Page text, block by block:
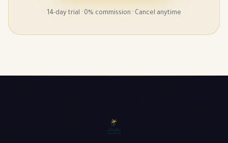
14-day trial · 0% commission · Cancel anytime